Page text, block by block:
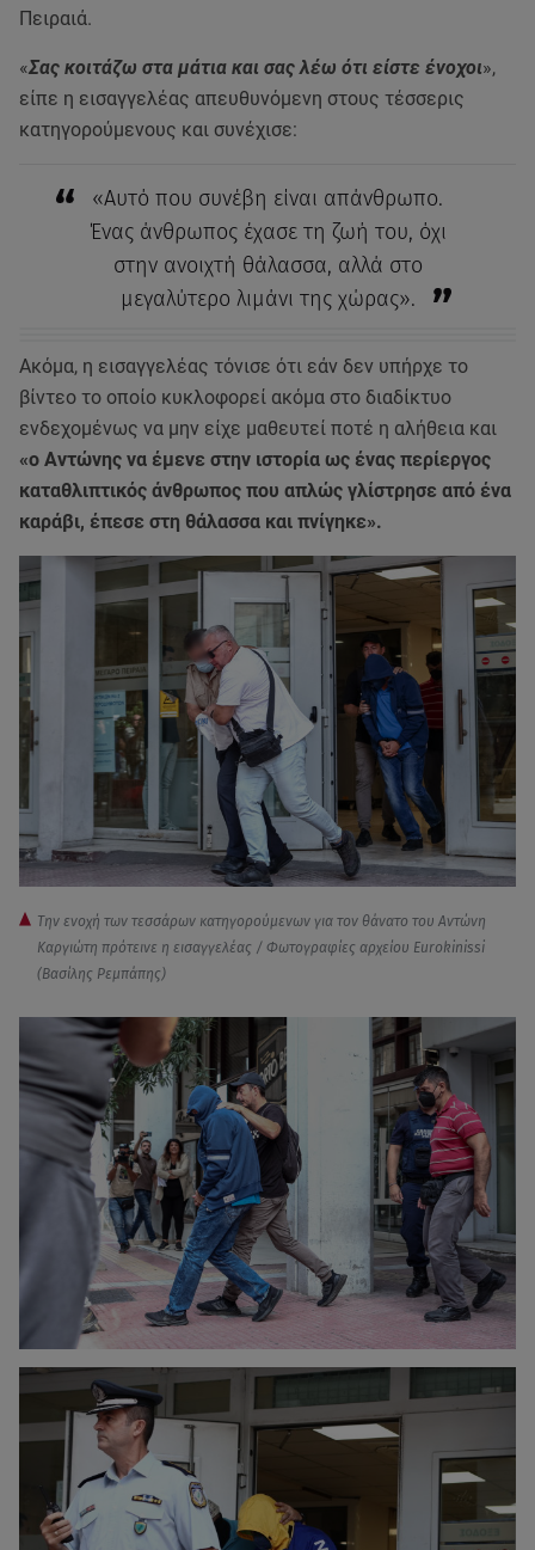
Πειραιά.
«Σας κοιτάζω στα μάτια και σας λέω ότι είστε ένοχοι»,
είπε η εισαγγελέας απευθυνόμενη στους τέσσερις
κατηγορούμενους και συνέχισε:
«Αυτό που συνέβη είναι απάνθρωπο.
Ένας άνθρωπος έχασε τη ζωή του, όχι
στην ανοιχτή θάλασσα, αλλά στο
μεγαλύτερο λιμάνι της χώρας».
Ακόμα, η εισαγγελέας τόνισε ότι εάν δεν υπήρχε το
βίντεο το οποίο κυκλοφορεί ακόμα στο διαδίκτυο
ενδεχομένως να μην είχε μαθευτεί ποτέ η αλήθεια και
«ο Αντώνης να έμενε στην ιστορία ως ένας περίεργος
καταθλιπτικός άνθρωπος που απλώς γλίστρησε από ένα
καράβι, έπεσε στη θάλασσα και πνίγηκε».
Την ενοχή των τεσσάρων κατηγορούμενων για τον θάνατο του Αντώνη
Καργιώτη πρότεινε η εισαγγελέας / Φωτογραφίες αρχείου Eurokinissi
(Βασίλης Ρεμπάπης)